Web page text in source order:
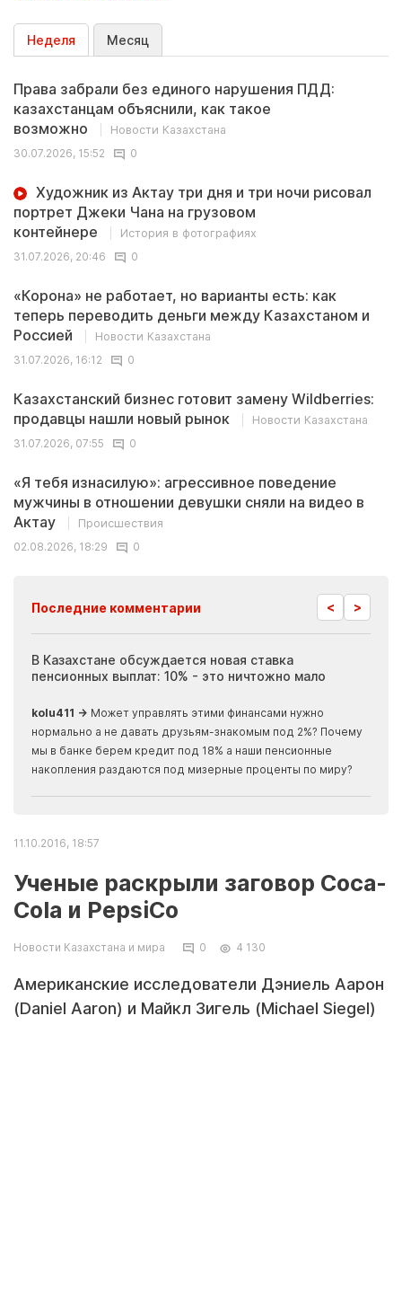
Неделя Месяц
Права забрали без единого нарушения ПДД:
казахстанцам объяснили, как такое
возможно
Новости Казахстана
30.07.2026, 15:52
0
Художник из Актау три дня и три ночи рисовал
портрет Джеки Чана на грузовом
контейнере
История в фотографиях
31.07.2026, 20:46
0
«Корона» не работает, но варианты есть: как
теперь переводить деньги между Казахстаном и
Россией
Новости Казахстана
31.07.2026, 16:12
0
Казахстанский бизнес готовит замену Wildberries:
продавцы нашли новый рынок
Новости Казахстана
31.07.2026, 07:55
0
«Я тебя изнасилую»: агрессивное поведение
мужчины в отношении девушки сняли на видео в
Актау
Происшествия
02.08.2026, 18:29
0
Последние комментарии < >
В Казахстане обсуждается новая ставка
пенсионных выплат: 10% - это ничтожно мало
kolu411 → Может управлять этими финансами нужно
нормально а не давать друзьям-знакомым под 2%? Почему
мы в банке берем кредит под 18% а наши пенсионные
накопления раздаются под мизерные проценты по миру?
11.10.2016, 18:57
Ученые раскрыли заговор Coca-
Cola и PepsiCo
Новости Казахстана и мира 0 4 130
Американские исследователи Дэниель Аарон
(Daniel Aaron) и Майкл Зигель (Michael Siegel)